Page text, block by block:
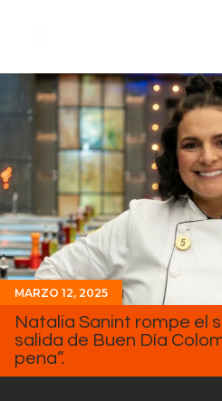
Inicio Real FM
Streaming
En Vivo
Descarga La APP
Programas
Noticias
Equipo
Sobre Nosotros
MARZO 12, 2025
Natalia Sanint rompe el
salida de Buen Día
pena”.